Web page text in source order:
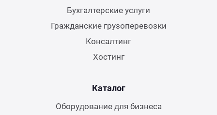
Бухгалтерские услуги
Гражданские грузоперевозки
Консалтинг
Хостинг
Каталог
Оборудование для бизнеса